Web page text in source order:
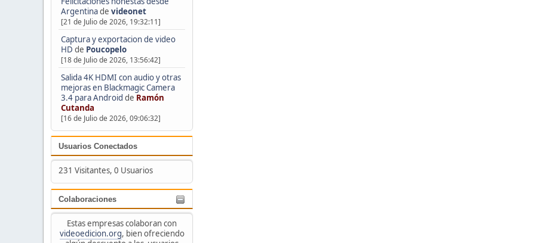
Argentinade videonet
[21 de Julio de 2026, 19:32:11]
Captura y exportacion de video
HD de Poucopelo
[18 de Julio de 2026, 13:56:42]
Salida 4K HDMI con audio y otras
mejoras en Blackmagic Camera
3.4 para Android de Ramón
Cutanda
[16 de Julio de 2026, 09:06:32]
Usuarios Conectados
231 Visitantes, 0 Usuarios
Colaboraciones
Estas empresas colaboran con
videoedicion.org, bien ofreciendo